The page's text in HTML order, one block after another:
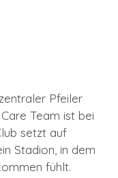
Pfeiler
Team ist bei
setzt auf
Stadion, in dem
fühlt.